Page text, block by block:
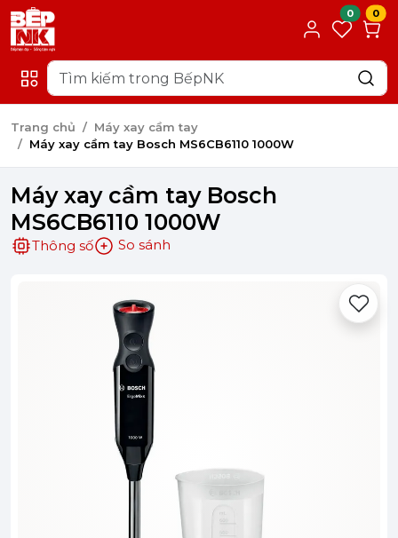
0 0
Trang chủ
Máy xay cầm tay
Máy xay cầm tay Bosch MS6CB6110 1000W
Máy xay cầm tay Bosch
MS6CB6110 1000W
Thông số So sánh